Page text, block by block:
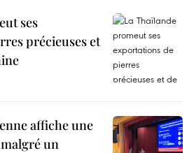
ses
précieuses et
affiche une
un